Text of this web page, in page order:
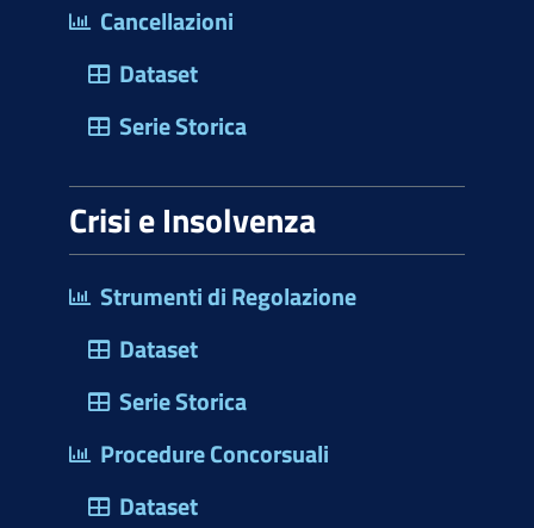
Cancellazioni
Dataset
Serie Storica
Crisi e Insolvenza
Strumenti di Regolazione
Dataset
Serie Storica
Procedure Concorsuali
Dataset